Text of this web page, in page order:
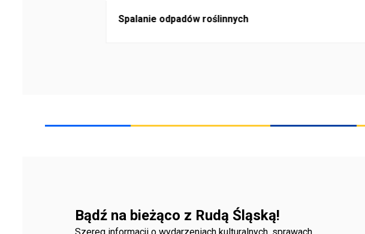
Spalanie odpadów roślinnych
Bądź na bieżąco z Rudą Śląską!